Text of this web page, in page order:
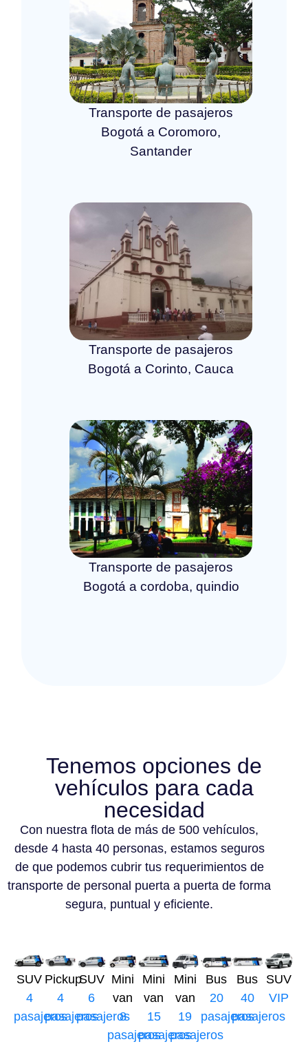
Transporte de pasajeros
Bogotá a Coromoro,
Santander
Transporte de pasajeros
Bogotá a Corinto, Cauca
Transporte de pasajeros
Bogotá a cordoba, quindio
Tenemos opciones de
vehículos para cada
necesidad
Con nuestra flota de más de 500 vehículos,
desde 4 hasta 40 personas, estamos seguros
de que podemos cubrir tus requerimientos de
transporte de personal puerta a puerta de forma
segura, puntual y eficiente.
SUV
4
pasajeros
Pickup
4
pasajeros
SUV
6
pasajeros
Mini
van
8
pasajeros
Mini
van
15
pasajeros
Mini
van
19
pasajeros
Bus
20
pasajeros
Bus
40
pasajeros
SUV
VIP